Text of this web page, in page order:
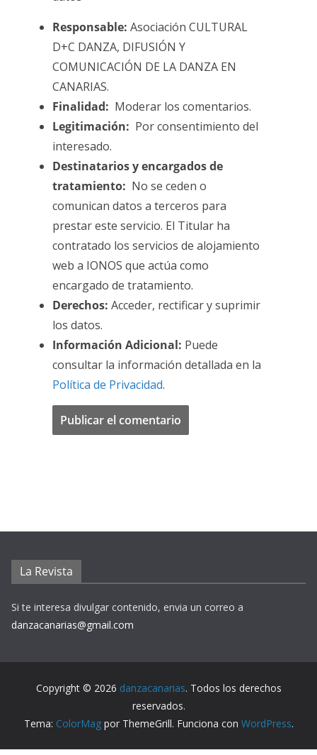
Responsable: Asociación CULTURAL
D+C DANZA, DIFUSIÓN Y
COMUNICACIÓN DE LA DANZA EN
CANARIAS.
Finalidad: Moderar los comentarios.
Legitimación: Por consentimiento del
interesado.
Destinatarios y encargados de
tratamiento: No se ceden o
comunican datos a terceros para
prestar este servicio. El Titular ha
contratado los servicios de alojamiento
web a IONOS que actúa como
encargado de tratamiento.
Derechos: Acceder, rectificar y suprimir
los datos.
Información Adicional: Puede
consultar la información detallada en la
Política de Privacidad.
La Revista
Si te interesa divulgar contenido, envia un correo a
danzacanarias@gmail.com
Copyright © 2026 danzacanarias. Todos los derechos
reservados.
Tema: ColorMagpor ThemeGrill. Funciona con WordPress.